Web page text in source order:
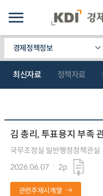
경제정책정보
최신자료 정책자료
김 총리, 투표용지 부족
국무조정실 일반행정정책관실
2026.06.07
2p
관련주제시계열